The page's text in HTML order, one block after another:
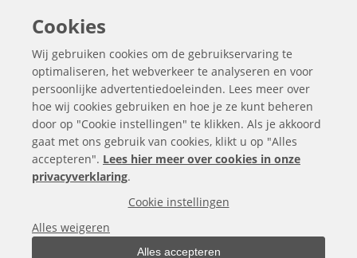
Ook Interessant
Contactgegevens
Cookies
Wij gebruiken cookies om de gebruikservaring te
optimaliseren, het webverkeer te analyseren en voor
persoonlijke advertentiedoeleinden. Lees meer over
hoe wij cookies gebruiken en hoe je ze kunt beheren
door op "Cookie instellingen" te klikken. Als je akkoord
gaat met ons gebruik van cookies, klikt u op "Alles
accepteren". Lees hier meer over cookies in onze
privacyverklaring.
Cookie instellingen
Alles weigeren
Alles accepteren